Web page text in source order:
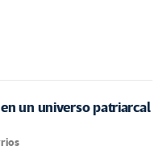
un universo patriarcal